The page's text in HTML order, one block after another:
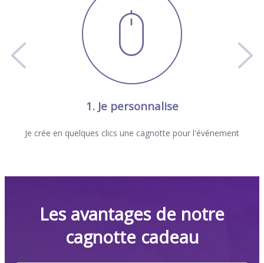
1. Je personnalise
Je crée en quelques clics une cagnotte pour l'événement
Les avantages de notre
cagnotte cadeau